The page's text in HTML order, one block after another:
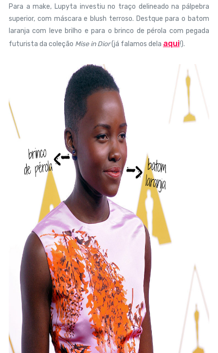
Para a make, Lupyta investiu no traço delineado na pálpebra
superior, com máscara e blush terroso. Destque para o batom
laranja com leve brilho e para o brinco de pérola com pegada
futurista da coleção Mise in Dior(já falamos dela aqui!).